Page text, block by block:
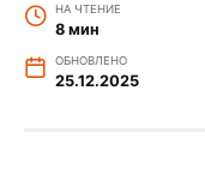
НА ЧТЕНИЕ
8 мин
ОБНОВЛЕНО
25.12.2025